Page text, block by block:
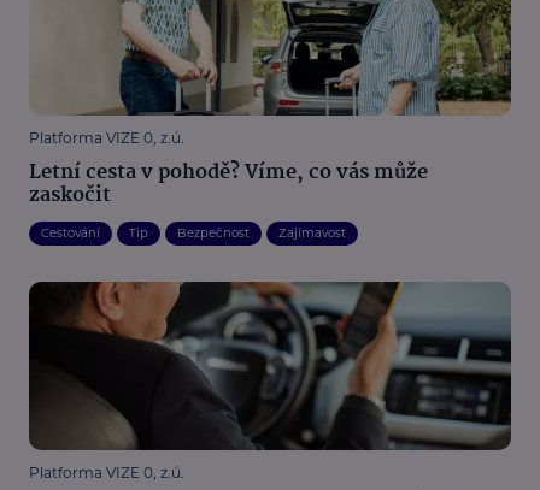
Platforma VIZE 0, z.ú.
Letní cesta v pohodě? Víme, co vás může
zaskočit
Cestování Tip Bezpečnost Zajímavost
Platforma VIZE 0, z.ú.